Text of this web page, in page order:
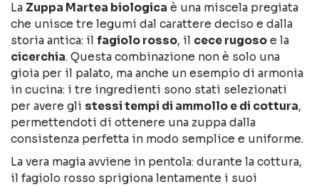
La Zuppa Martea biologica è una miscela pregiata
che unisce tre legumi dal carattere deciso e dalla
storia antica: il fagiolo rosso, il cece rugoso e la
cicerchia. Questa combinazione non è solo una
gioia per il palato, ma anche un esempio di armonia
in cucina: i tre ingredienti sono stati selezionati
per avere gli stessi tempi di ammollo e di cottura,
permettendoti di ottenere una zuppa dalla
consistenza perfetta in modo semplice e uniforme.
La vera magia avviene in pentola: durante la cottura,
il fagiolo rosso sprigiona lentamente i suoi